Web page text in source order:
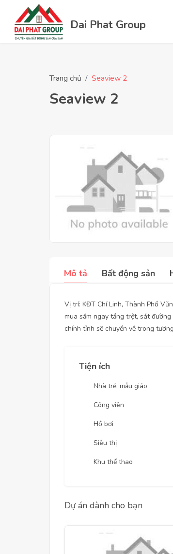
Dai Phat Group
Trang chủ Seaview 2
Seaview 2
Mô tả Bất động sản
Vị trí: KĐT Chí Linh, Thành Phố
mua sắm ngay tầng trệt, sát
chính tỉnh sẽ chuyển về trong
Tiện ích
Nhà trẻ, mẫu giáo
Công viên
Hồ bơi
Siêu thị
Khu thể thao
Dự án dành cho bạn